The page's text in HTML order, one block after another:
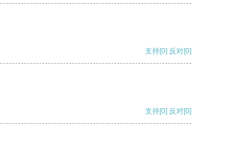
支持[0] 反对[0]
支持[0] 反对[0]